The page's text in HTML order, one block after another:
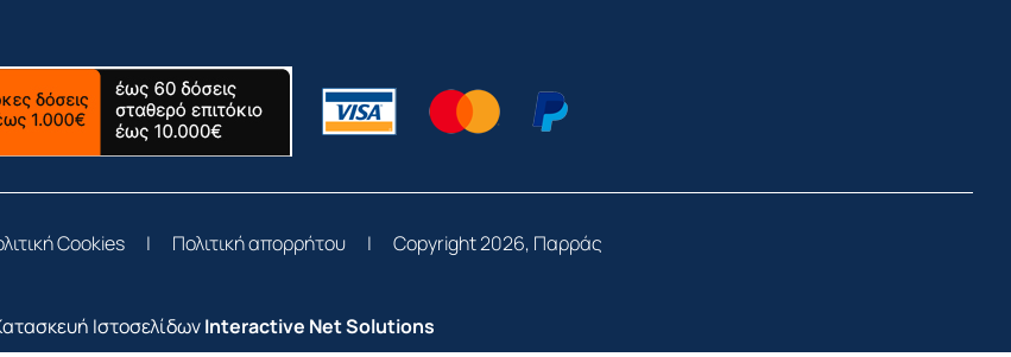
Cookies | Πολιτική απορρήτου | Copyright 2026, Παρράς
ΙστοσελίδωνInteractive Net Solutions